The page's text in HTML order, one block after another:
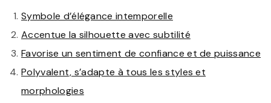
Symbole d’élégance intemporelle
Accentue la silhouette avec subtilité
Favorise un sentiment de confiance et de puissance
Polyvalent, s’adapte à tous les styles et
morphologies